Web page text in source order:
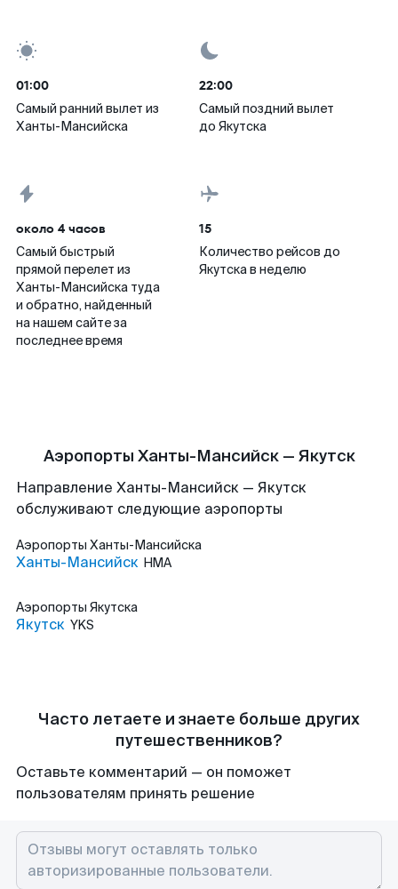
01:00
Самый ранний вылет из
Ханты-Мансийска
22:00
Самый поздний вылет
до Якутска
около 4 часов
Самый быстрый
прямой перелет из
Ханты-Мансийска туда
и обратно, найденный
на нашем сайте за
последнее время
15
Количество рейсов до
Якутска в неделю
Аэропорты Ханты-Мансийск — Якутск
Направление Ханты-Мансийск — Якутск
обслуживают следующие аэропорты
Аэропорты Ханты-Мансийска
Ханты-Мансийск HMA
Аэропорты Якутска
Якутск YKS
Часто летаете и знаете больше других
путешественников?
Оставьте комментарий — он поможет
пользователям принять решение